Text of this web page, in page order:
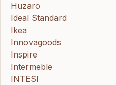
Huzaro
Ideal Standard
Ikea
Innovagoods
Inspire
Intermeble
INTESI